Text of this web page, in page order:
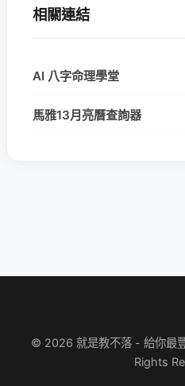
相關連結
AI 八字命理學堂
馬雅13月亮曆查詢器
© 2026 就是教不落 - 給你最
Rights